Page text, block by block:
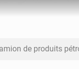
de produits